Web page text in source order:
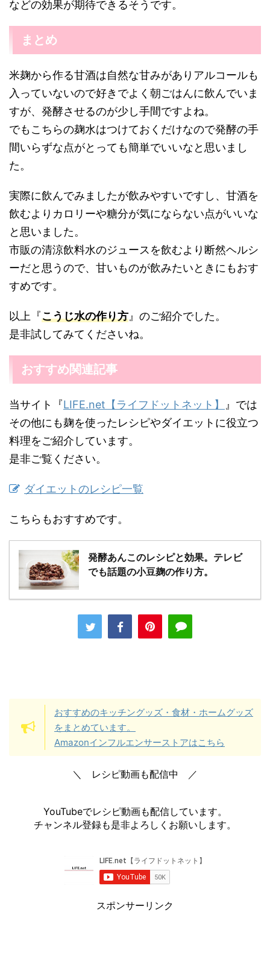
などの効果が期待できるそうです。
まとめ
米麹から作る甘酒は自然な甘みがありアルコールも
入っていないので好きでよく朝ごはんに飲んでいま
すが、発酵させるのが少し手間ですよね。
でもこちらの麹水はつけておくだけなので発酵の手
間いらずな点がとっても簡単でいいなと思いまし
た。
実際に飲んでみましたが飲みやすいですし、甘酒を
飲むよりカロリーや糖分が気にならない点がいいな
と思いました。
市販の清涼飲料水のジュースを飲むより断然ヘルシ
ーだと思うので、甘いものが飲みたいときにもおす
すめです。
以上『こうじ水の作り方 』のご紹介でした。
是非試してみてくださいね。
おすすめ関連記事
当サイト『LIFE.net【ライフドットネット】
』では
その他にも麹を使ったレシピやダイエットに役立つ
料理をご紹介しています。
是非ご覧ください。
ダイエットのレシピ一覧
こちらもおすすめです。
発酵あんこのレシピと効果。テレビ
でも話題の小豆麹の作り方。
おすすめのキッチングッズ・食材・ホームグッズ
をまとめています。
Amazonインフルエンサーストアはこちら
＼ レシピ動画も配信中 ／
YouTubeでレシピ動画も配信しています。
チャンネル登録も是非よろしくお願いします。
スポンサーリンク